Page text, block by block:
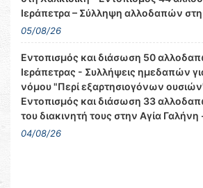
Ιεράπετρα – Σύλληψη αλλοδαπών
05/08/26
Εντοπισμός και διάσωση 50
Ιεράπετρας - Συλλήψεις ημεδαπών
νόμου "Περί εξαρτησιογόνων
Εντοπισμός και διάσωση 33
του διακινητή τους στην Αγία Γαλήνη
04/08/26